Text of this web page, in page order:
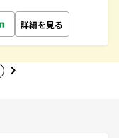
詳細を見る